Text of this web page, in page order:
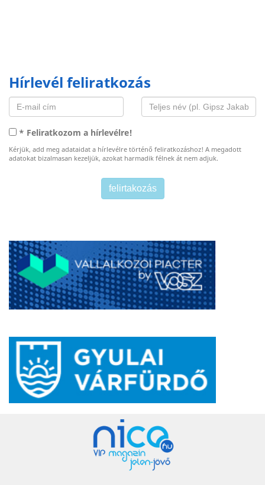
Hírlevél feliratkozás
* Feliratkozom a hírlevélre!
Kérjük, add meg adataidat a hírlevélre történő feliratkozáshoz! A megadott
adatokat bizalmasan kezeljük, azokat harmadik félnek át nem adjuk.